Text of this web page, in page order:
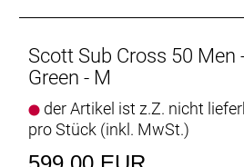
Scott Sub Cross 50 Men
Green - M
der Artikel ist z.Z. nicht
pro Stück (inkl. MwSt.)